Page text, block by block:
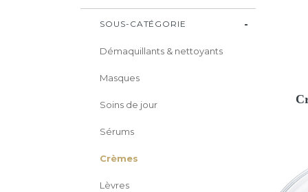
SOUS-CATÉGORIE
Démaquillants & nettoyants
Masques
Soins de jour
Sérums
Crèmes
Lèvres